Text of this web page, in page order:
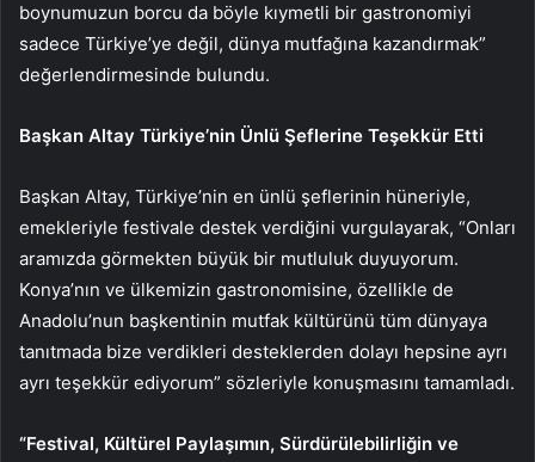
boynumuzun borcu da böyle kıymetli bir gastronomiyi
sadece Türkiye’ye değil, dünya mutfağına kazandırmak”
değerlendirmesinde bulundu.
Başkan Altay Türkiye’nin Ünlü Şeflerine Teşekkür Etti
Başkan Altay, Türkiye’nin en ünlü şeflerinin hüneriyle,
emekleriyle festivale destek verdiğini vurgulayarak, “Onları
aramızda görmekten büyük bir mutluluk duyuyorum.
Konya’nın ve ülkemizin gastronomisine, özellikle de
Anadolu’nun başkentinin mutfak kültürünü tüm dünyaya
tanıtmada bize verdikleri desteklerden dolayı hepsine ayrı
ayrı teşekkür ediyorum” sözleriyle konuşmasını tamamladı.
“Festival, Kültürel Paylaşımın, Sürdürülebilirliğin ve